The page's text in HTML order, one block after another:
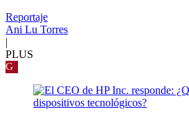
Reportaje
Ani Lu Torres
|
PLUS
G